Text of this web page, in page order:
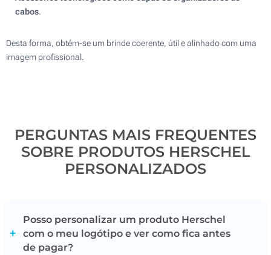
cabos.
Desta forma, obtém-se um brinde coerente, útil e alinhado com uma
imagem profissional.
PERGUNTAS MAIS FREQUENTES
SOBRE PRODUTOS HERSCHEL
PERSONALIZADOS
Posso personalizar um produto Herschel
com o meu logótipo e ver como fica antes
de pagar?